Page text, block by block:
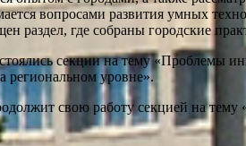
вопросами развития умных
раздел, где собраны городские
секции на тему «Проблемы
региональном уровне».
свою работу секцией на